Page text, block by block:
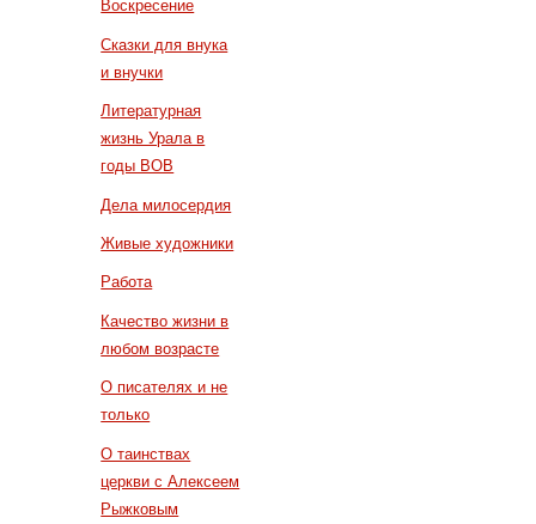
Воскресение
Сказки для внука
и внучки
Литературная
жизнь Урала в
годы ВОВ
Дела милосердия
Живые художники
Работа
Качество жизни в
любом возрасте
О писателях и не
только
О таинствах
церкви с Алексеем
Рыжковым